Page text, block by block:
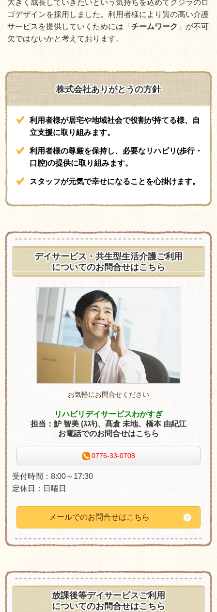
大きく成長していきたいという気持ちを込めてクジラのロ
ゴデザインを採用しました。利用者様により質の高い介護
サービスを提供していくためには「 チームワーク 」が不可
欠ではないかと考えております。
株式会社ありがとうの方針
利 用者様が居宅や地域社会で役割が持てる様、自
立支援に取り組みます。
利用者様の尊厳を保持し、必要なリハビリ(歩行・
口腔)の提供に取り組みます。
スタッフが元気で幸せになることを心掛けます。
デイサービス・共生型生活介護ご利用
についてのお問合せはこちら
お気軽にお問合せください
リハビリデイサービスわかすぎ
担当： 魲 智美 (ｽｽｷ)、 髙倉 未地、 橋本 由紀江
お電話でのお問合せはこちら
0776-33-0708
受付時間：8:00～17:30
定休日：日曜日
メールでのお問合せはこちら
放課後等デイサービスご利用
についてのお問合せはこちら